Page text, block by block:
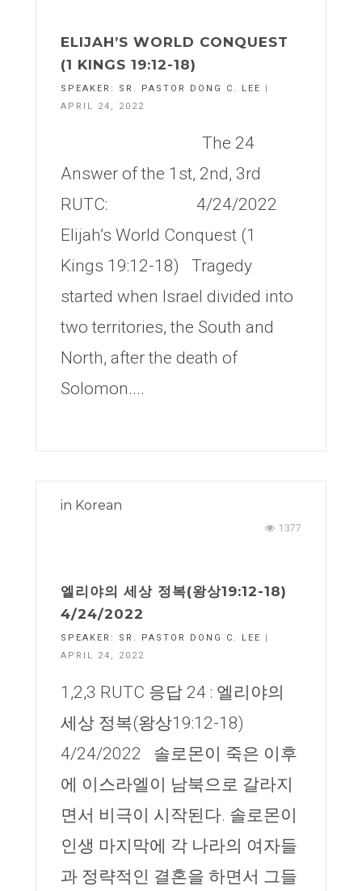
ELIJAH’S WORLD CONQUEST
(1 KINGS 19:12-18)
SPEAKER: SR. PASTOR DONG C. LEE
|
APRIL 24, 2022
The 24
Answer of the 1st, 2nd, 3rd
RUTC: 4/24/2022
Elijah’s World Conquest (1
Kings 19:12-18) Tragedy
started when Israel divided into
two territories, the South and
North, after the death of
Solomon....
in Korean
1377
엘리야의 세상 정복(왕상19:12-18)
4/24/2022
SPEAKER: SR. PASTOR DONG C. LEE
|
APRIL 24, 2022
1,2,3 RUTC 응답 24 : 엘리야의
세상 정복(왕상19:12-18)
4/24/2022 솔로몬이 죽은 이후
에 이스라엘이 남북으로 갈라지
면서 비극이 시작된다. 솔로몬이
인생 마지막에 각 나라의 여자들
과 정략적인 결혼을 하면서 그들